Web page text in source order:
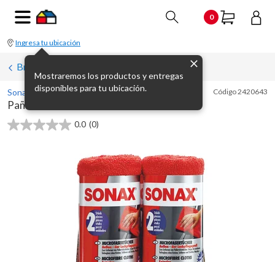
0
Ingresa tu ubicación
Mostraremos los productos y entregas
disponibles para tu ubicación.
Brillo, Pulido y Reparación de autos
Sonax Código2420643
Paño microfibra exterior 2 un
0.0 (0)
0.0